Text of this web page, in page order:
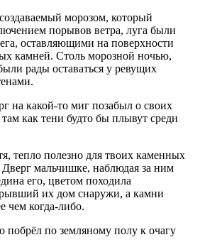
морозом, который
порывов ветра, луга были
оставляющими на поверхности
камней. Столь морозной ночью,
рады оставаться у ревущих
на какой-то миг позабыл о своих
как тени будто бы плывут среди
тепло полезно для твоих каменных
Дверг мальчишке, наблюдая за ним
его, цветом походила
их дом снаружи, а камни
чем когда-либо.
по земляному полу к очагу